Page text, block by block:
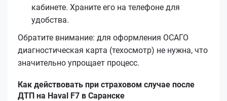
кабинете. Храните его на телефоне для
удобства.
Обратите внимание: для оформления ОСАГО
диагностическая карта (техосмотр) не нужна, что
значительно упрощает процесс.
Как действовать при страховом случае после
ДТП на Haval F7 в Саранске